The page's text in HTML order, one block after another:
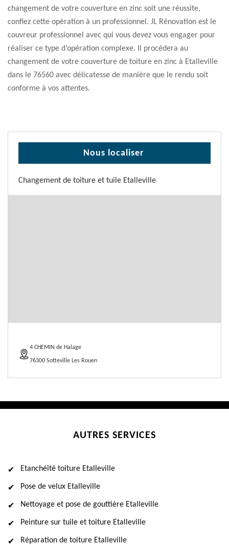
changement de votre couverture en zinc soit une réussite,
confiez cette opération à un professionnel. JL Rénovation est le
couvreur professionnel avec qui vous devez vous engager pour
réaliser ce type d’opération complexe. Il procédera au
changement de votre couverture de toiture en zinc à Etalleville
dans le 76560 avec délicatesse de manière que le rendu soit
conforme à vos attentes.
Nous localiser
Changement de toiture et tuile Etalleville
4 CHEMIN de Halage
76300 Sotteville Les Rouen
AUTRES SERVICES
Etanchéité toiture Etalleville
Pose de velux Etalleville
Nettoyage et pose de gouttière Etalleville
Peinture sur tuile et toiture Etalleville
Réparation de toiture Etalleville